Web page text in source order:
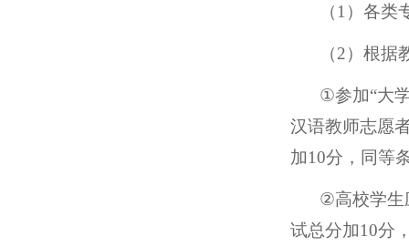
（1 ）各类
（2）根据
①参加“大
汉语教师志愿
加10分，同等
②高校学
试总分加10分